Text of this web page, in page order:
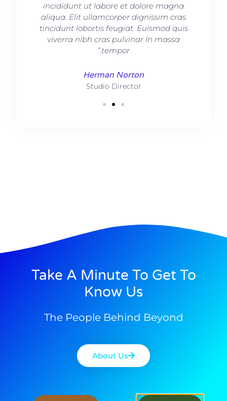
incididunt ut labore et dolore magna
aliqua. Elit ullamcorper dignissim cras
tincidunt lobortis feugiat. Euismod quis
viverra nibh cras pulvinar In massa
tempor.”
Herman Norton
Studio Director
Take A Minute To Get To
Know Us
The People Behind Beyond
About Us